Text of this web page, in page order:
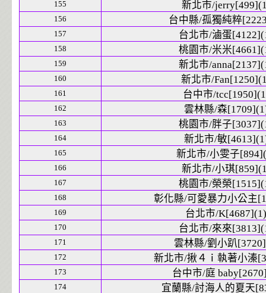
155 新北市/
156 台中縣/孤獨純粹
157 台北市/滷蛋
158 桃園市/米米
159 新北市/
160 新北市/
161 台中市/
162 雲林縣/森
163 桃園市/胖子
164 新北市/敏
165 新北市/小雯子
166 新北市/小琪
167 桃園市/榮榮
168 彰化縣/可愛暴力小公主
169 台北市/K[4687](1)
170 台北市/來來
171 雲林縣/劉小趴
172 新北市/揪４ｉ執著小溱
173 台中市/庭
174 宜蘭縣/討海人的夏天